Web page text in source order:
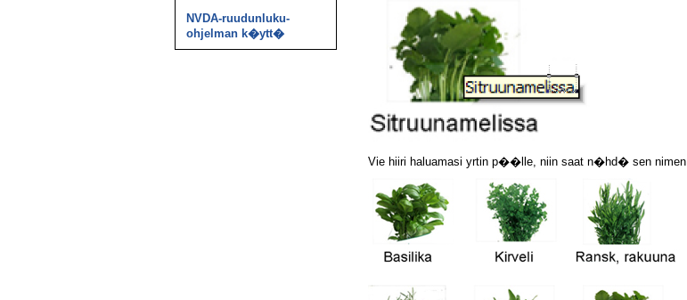
NVDA-ruudunluku­
ohjelman k�ytt�
Vie hiiri haluamasi yrtin p��lle, niin saat n�hd� sen nimen